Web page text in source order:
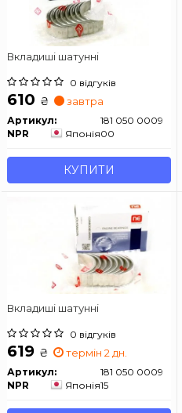
Вкладиші шатунні
0 відгуків
610 ₴ завтра
Артикул:
181 050 0009
00
NPR Японія
КУПИТИ
Вкладиші шатунні
0 відгуків
619 ₴ термін 2 дн.
Артикул:
181 050 0009
15
NPR Японія